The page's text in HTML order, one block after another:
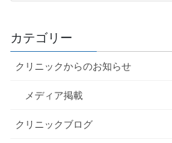
カテゴリー
クリニックからのお知らせ
メディア掲載
クリニックブログ